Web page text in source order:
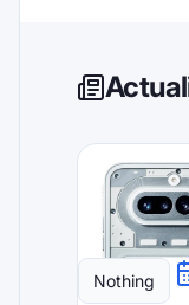
Nothing